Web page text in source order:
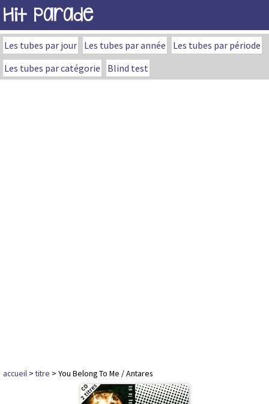
Hit Parade
Les tubes par jour Les tubes par année
Les tubes par période
Les tubes par catégorie
Blind test
accueil >titre > You Belong To Me / Antares